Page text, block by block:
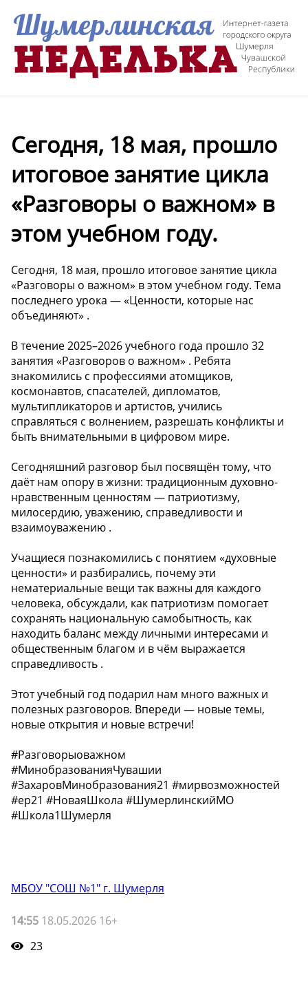
Сегодня, 18 мая, прошло
итоговое занятие цикла
«Разговоры о важном» в
этом учебном году.
Сегодня, 18 мая, прошло итоговое занятие цикла
«Разговоры о важном» в этом учебном году. Тема
последнего урока — «Ценности, которые нас
объединяют» .
В течение 2025–2026 учебного года прошло 32
занятия «Разговоров о важном» . Ребята
знакомились с профессиями атомщиков,
космонавтов, спасателей, дипломатов,
мультипликаторов и артистов, учились
справляться с волнением, разрешать конфликты и
быть внимательными в цифровом мире.
Сегодняшний разговор был посвящён тому, что
даёт нам опору в жизни: традиционным духовно-
нравственным ценностям — патриотизму,
милосердию, уважению, справедливости и
взаимоуважению .
Учащиеся познакомились с понятием «духовные
ценности» и разбирались, почему эти
нематериальные вещи так важны для каждого
человека, обсуждали, как патриотизм помогает
сохранять национальную самобытность, как
находить баланс между личными интересами и
общественным благом и в чём выражается
справедливость .
Этот учебный год подарил нам много важных и
полезных разговоров. Впереди — новые темы,
новые открытия и новые встречи!
#Разговорыоважном
#МинобразованияЧувашии
#ЗахаровМинобразования21 #мирвозможностей
#ер21 #НоваяШкола #ШумерлинскийМО
#Школа1Шумерля
МБОУ "СОШ №1" г. Шумерля
14:55 18.05.2026 16+
23